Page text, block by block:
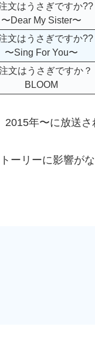
文はうさぎですか??
〜Dear My Sister〜
文はうさぎですか??
〜Sing For You〜
文はうさぎですか？
BLOOM
年〜に放送さ
ーリーに影響が